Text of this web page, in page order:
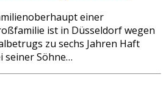
einer
ist in Düsseldorf wegen
zu sechs Jahren Haft
seiner Söhne…